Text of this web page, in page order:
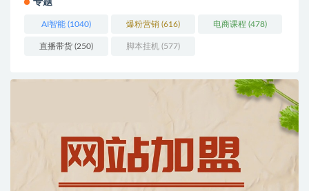
专题
AI智能 (1040) 爆粉营销 (616) 电商课程 (478)
直播带货 (250) 脚本挂机 (577)